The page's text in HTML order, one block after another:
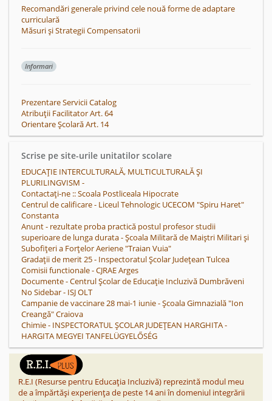
Recomandări generale privind cele nouă forme de adaptare
curriculară
Măsuri și Strategii Compensatorii
Informari
Prezentare Servicii Catalog
Atribuții Facilitator Art. 64
Orientare Școlară Art. 14
Scrise pe site-urile unitatilor scolare
EDUCAŢIE INTERCULTURALĂ, MULTICULTURALĂ ŞI
PLURILINGVISM -
Contactaţi-ne :: Scoala Postliceala Hipocrate
Centrul de calificare - Liceul Tehnologic UCECOM "Spiru Haret"
Constanta
Anunt - rezultate proba practică postul profesor studii
superioare de lunga durata - Școala Militară de Maiștri Militari și
Subofițeri a Forțelor Aeriene "Traian Vuia"
Gradații de merit 25 - Inspectoratul Școlar Județean Tulcea
Comisii functionale - CJRAE Arges
Documente - Centrul Școlar de Educație Incluzivă Dumbrăveni
No Sidebar - ISJ OLT
Campanie de vaccinare 28 mai-1 iunie - Școala Gimnazială "Ion
Creangă" Craiova
Chimie - INSPECTORATUL ȘCOLAR JUDEȚEAN HARGHITA -
HARGITA MEGYEI TANFELÜGYELŐSÉG
R.E.I (Resurse pentru Educația Incluzivă) reprezintă modul meu
de a împărtăși experiența de peste 14 ani în domeniul integrării